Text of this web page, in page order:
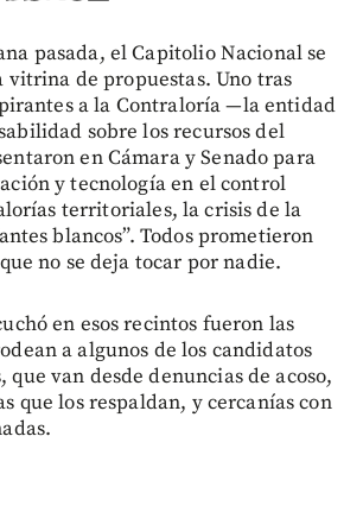
pasada, el Capitolio Nacional se
vitrina de propuestas. Uno tras
a la Contraloría —la entidad
sobre los recursos del
en Cámara y Senado para
y tecnología en el control
territoriales, la crisis de la
blancos”. Todos prometieron
no se deja tocar por nadie.
en esos recintos fueron las
a algunos de los candidatos
que van desde denuncias de acoso,
que los respaldan, y cercanías con